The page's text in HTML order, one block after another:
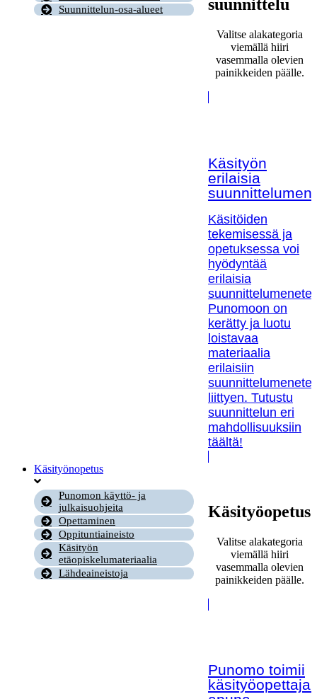
Suunnittelun-osa-alueet
suunnittelu
Valitse alakategoria
viemällä hiiri
vasemmalla olevien
painikkeiden päälle.
Käsityön
erilaisia
Käsitöiden
tekemisessä ja
opetuksessa voi
hyödyntää
erilaisia
Punomoon on
kerätty ja luotu
loistavaa
materiaalia
erilaisiin
liittyen. Tutustu
suunnittelun eri
mahdollisuuksiin
täältä!
Käsityönopetus
Punomon käyttö- ja
julkaisuohjeita
Opettaminen
Oppituntiaineisto
Käsityön
etäopiskelumateriaalia
Lähdeaineistoja
Käsityöopetus
Valitse alakategoria
viemällä hiiri
vasemmalla olevien
painikkeiden päälle.
Punomo toimii